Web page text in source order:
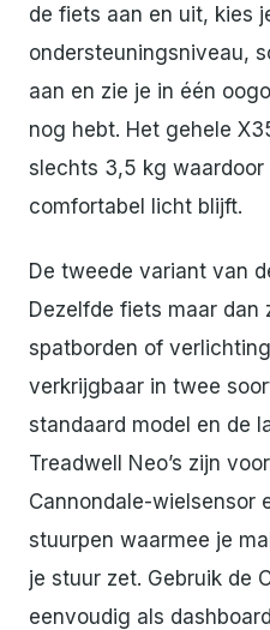
de fiets aan en uit, kies
ondersteuningsniveau,
aan en zie je in één
nog hebt. Het gehele
slechts 3,5 kg waardoor
comfortabel licht blijft.
De tweede variant van
Dezelfde fiets maar dan
spatborden of
verkrijgbaar in twee
standaard model en de
Treadwell Neo’s zijn
Cannondale-wielsensor
stuurpen waarmee je
je stuur zet. Gebruik de
eenvoudig als